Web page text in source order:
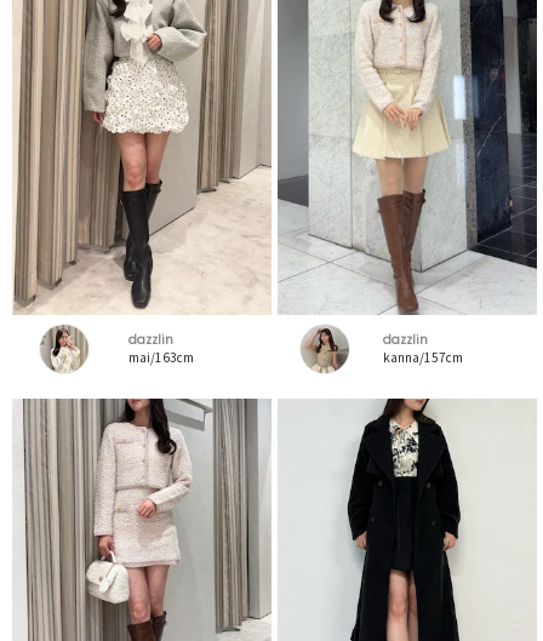
dazzlin
mai/163cm
dazzlin
kanna/157cm